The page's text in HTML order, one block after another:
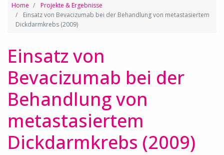
Home
Projekte & Ergebnisse
Einsatz von Bevacizumab bei der Behandlung von metastasiertem
Dickdarmkrebs (2009)
Einsatz von
Bevacizumab bei der
Behandlung von
metastasiertem
Dickdarmkrebs (2009)